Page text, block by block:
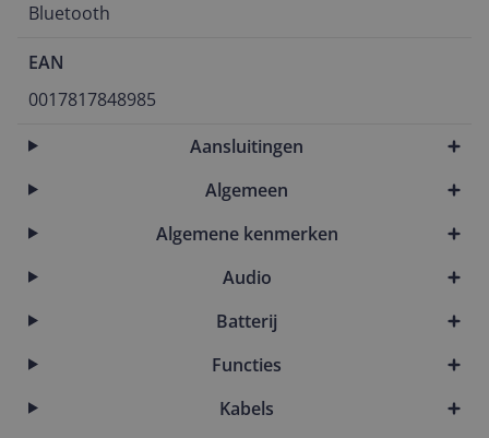
Bluetooth
EAN
0017817848985
Aansluitingen
Algemeen
Algemene kenmerken
Audio
Batterij
Functies
Kabels